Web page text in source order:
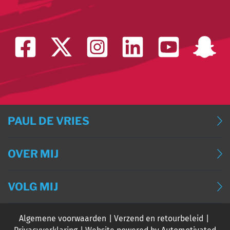
PAUL DE VRIES
BLOG (DEUTSCH)
EVENTS
OVER MIJ
VOLG MIJ
Algemene voorwaarden
Verzend en retourbeleid